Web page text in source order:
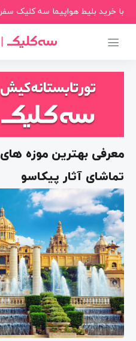
با خرید بلیط هواپیما سه کلیک
معرفی بهترین موزه
تماشای آثار پیکاسو